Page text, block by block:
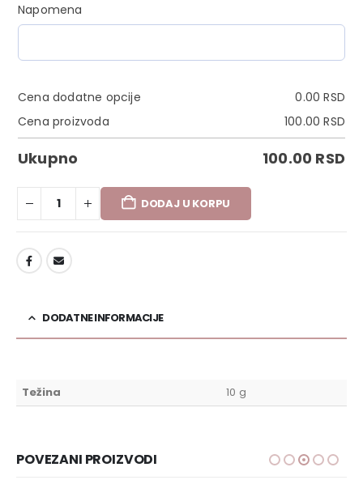
Napomena
Cena dodatne opcije 0.00RSD
Cena proizvoda
100.00RSD
Ukupno 100.00 RSD
DODAJ U KORPU
DODATNE INFORMACIJE
Težina 10 g
POVEZANI PROIZVODI